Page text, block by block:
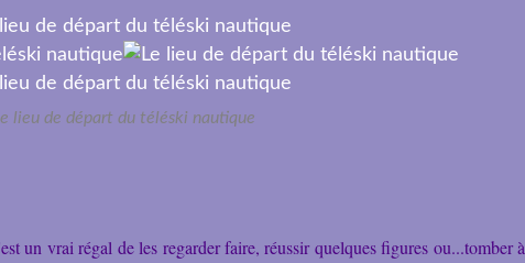
lieu de départ du téléski nautique
un vrai régal de les regarder faire, réussir quelques figures ou...tomber à